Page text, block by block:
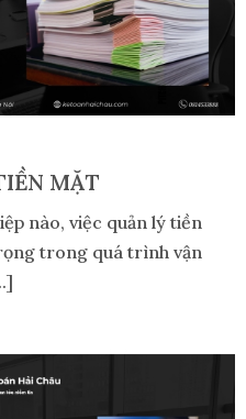
MẶT
nào, việc quản lý tiền
trong quá trình vận